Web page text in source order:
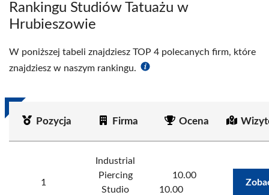
Rankingu Studiów Tatuażu w
Hrubieszowie
W poniższej tabeli znajdziesz TOP 4 polecanych firm, które
znajdziesz w naszym rankingu.
Pozycja Firma Ocena
1
Industrial
Piercing
Studio
10.00
10.00